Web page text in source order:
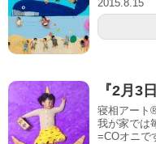
2015.8.15
『2月3
寝相アート
我が家では
=COオニで